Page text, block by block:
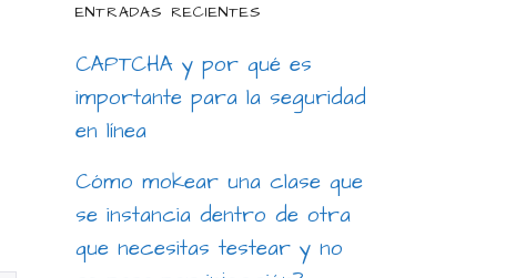
ENTRADAS RECIENTES
CAPTCHA y por qué es
importante para la seguridad
en línea
Cómo mokear una clase que
se instancia dentro de otra
que necesitas testear y no